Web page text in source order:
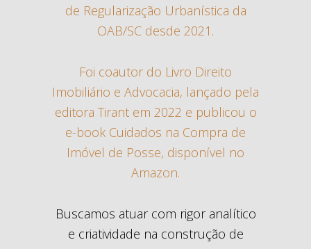
de Regularização Urbanística da
OAB/SC desde 2021.
Foi coautor do Livro Direito
Imobiliário e Advocacia, lançado pela
editora Tirant em 2022 e publicou o
e-book Cuidados na Compra de
Imóvel de Posse, disponível no
Amazon.
Buscamos atuar com rigor analítico
e criatividade na construção de